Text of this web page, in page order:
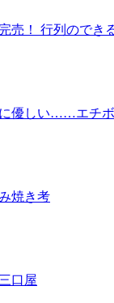
売！ 行列のでき
優しい……エチボ
焼き考
口屋